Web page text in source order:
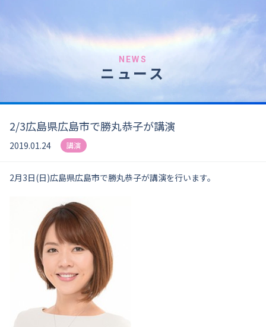
NEWS
ニュース
2/3広島県広島市で勝丸恭子が講演
2019.01.24 講演
2月3日(日)広島県広島市で勝丸恭子が講演を行います。